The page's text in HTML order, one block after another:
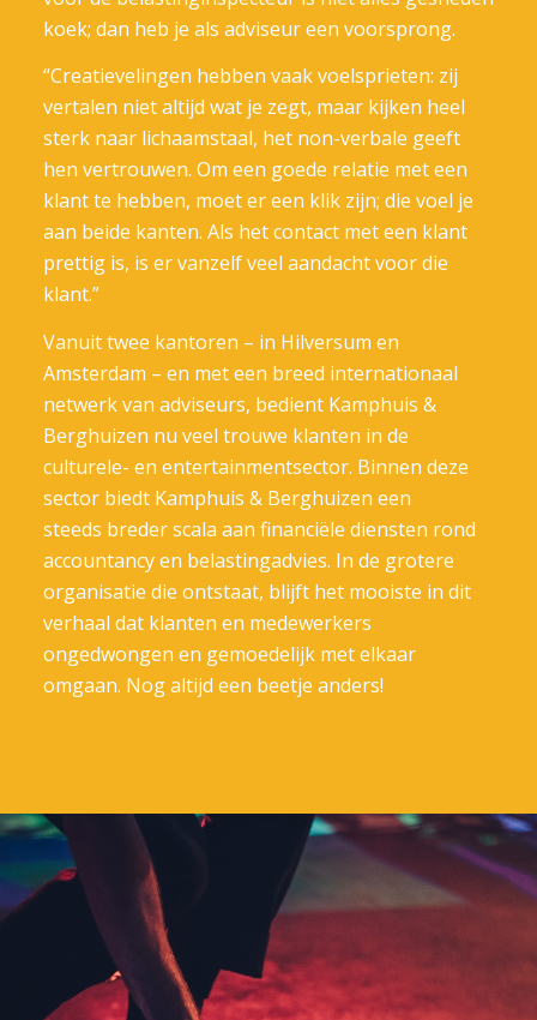
koek; dan heb je als adviseur een voorsprong.
“Creatievelingen hebben vaak voelsprieten: zij
vertalen niet altijd wat je zegt, maar kijken heel
sterk naar lichaamstaal, het non-verbale geeft
hen vertrouwen. Om een goede relatie met een
klant te hebben, moet er een klik zijn; die voel je
aan beide kanten. Als het contact met een klant
prettig is, is er vanzelf veel aandacht voor die
klant.”
Vanuit twee kantoren – in Hilversum en
Amsterdam – en met een breed internationaal
netwerk van adviseurs, bedient Kamphuis &
Berghuizen nu veel trouwe klanten in de
culturele- en entertainmentsector. Binnen deze
sector biedt Kamphuis & Berghuizen een
steeds breder scala aan financiële diensten rond
accountancy en belastingadvies. In de grotere
organisatie die ontstaat, blijft het mooiste in dit
verhaal dat klanten en medewerkers
ongedwongen en gemoedelijk met elkaar
omgaan. Nog altijd een beetje anders!